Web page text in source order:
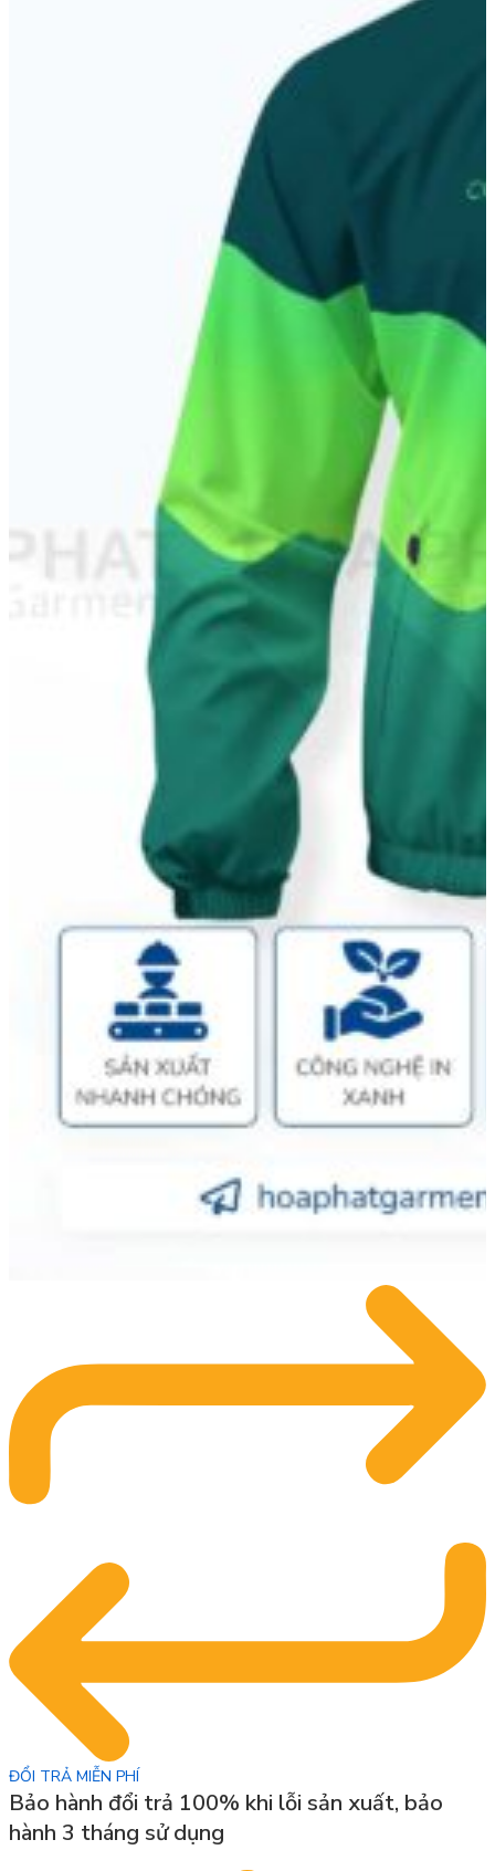
ĐỔI TRẢ MIỄN PHÍ
Bảo hành đổi trả 100% khi lỗi sản xuất, bảo
hành 3 tháng sử dụng